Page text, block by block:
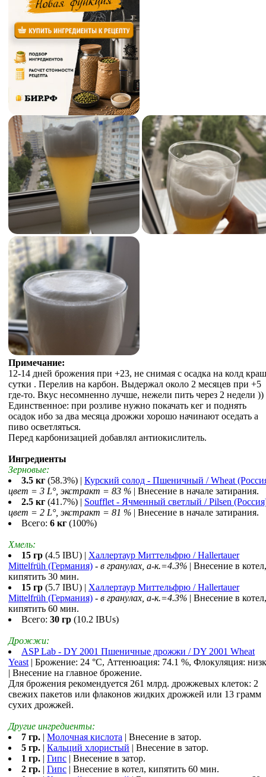
Примечание:
12-14 дней брожения при +23, не снимая с осадка на колд краш
сутки . Перелив на карбон. Выдержал около 2 месяцев при +5
где-то. Вкус несомненно лучше, нежели пить через 2 недели ))
Единственное: при розливе нужно покачать кег и поднять
осадок ибо за два месяца дрожжи хорошо начинают оседать а
пиво осветляться.
Перед карбонизацией добавлял антиокислитель.
Ингредиенты
Зерновые:
3.5 кг (58.3%) | Курский солод - Пшеничный / Wheat
цвет = 3 L°, экстракт = 83 % | Внесение в начале затирания.
2.5 кг (41.7%) | Soufflet - Ячменный светлый / Pilsen
цвет = 2 L°, экстракт = 81 % | Внесение в начале затирания.
Всего: 6 кг (100%)
Хмель:
15 гр (4.5 IBU) | Халлертаур Миттельфрю / Hallertauer
Mittelfrüh (Германия) - в гранулах, a-к.=4.3% | Внесение в котел,
кипятить 30 мин.
15 гр (5.7 IBU) | Халлертаур Миттельфрю / Hallertauer
Mittelfrüh (Германия) - в гранулах, a-к.=4.3% | Внесение в котел,
кипятить 60 мин.
Всего: 30 гр (10.2 IBUs)
Дрожжи:
ASP Lab - DY 2001 Пшеничные дрожжи / DY 2001 Wheat
Yeast | Брожение: 24 °С, Аттенюация: 74.1 %, Флокуляция:
| Внесение на главное брожение.
Для брожения рекомендуется 261 млрд. дрожжевых клеток: 2
свежих пакетов или флаконов жидких дрожжей или 13 грамм
сухих дрожжей.
Другие ингредиенты:
7 гр. | Молочная кислота | Внесение в затор.
5 гр. | Кальций хлористый | Внесение в затор.
1 гр. | Гипс | Внесение в затор.
2 гр. | Гипс | Внесение в котел, кипятить 60 мин.